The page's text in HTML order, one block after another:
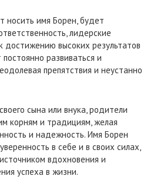
носить имя Борен, будет
лидерские
достижению высоких результатов
развиваться и
препятствия и неустанно
сына или внука, родители
корням и традициям, желая
и надежность. Имя Борен
в себе и в своих силах,
вдохновения и
успеха в жизни.